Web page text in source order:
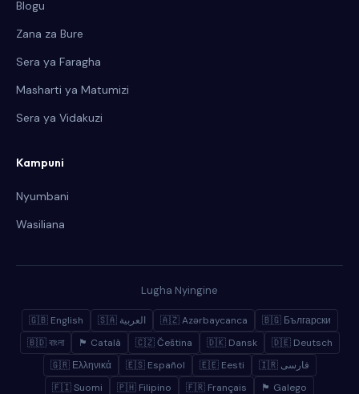
Blogu
Zana za Bure
Sera ya Faragha
Masharti ya Matumizi
Sera ya Vidakuzi
Kampuni
Nyumbani
Wasiliana
Lugha Nyingine
🇬🇧 English 🇸🇦 العربية 🇦🇿 Azərbaycanca
🇧🇬 Български
🇧🇩 বাংলা
🏴 Català 🇨🇿 Čeština 🇩🇰 Dansk
🇩🇪 Deutsch
🇬🇷 Ελληνικά
🇪🇸 Español 🇪🇪 Eesti
🇮🇷 فارسی
🇫🇮 Suomi
🇵🇭 Filipino 🇫🇷 Français 🏴 Galego